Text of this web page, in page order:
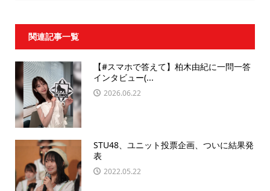
関連記事一覧
【#スマホで答えて】柏木由紀に一問一答
インタビュー(...
2026.06.22
STU48、ユニット投票企画、ついに結果発
表
2022.05.22